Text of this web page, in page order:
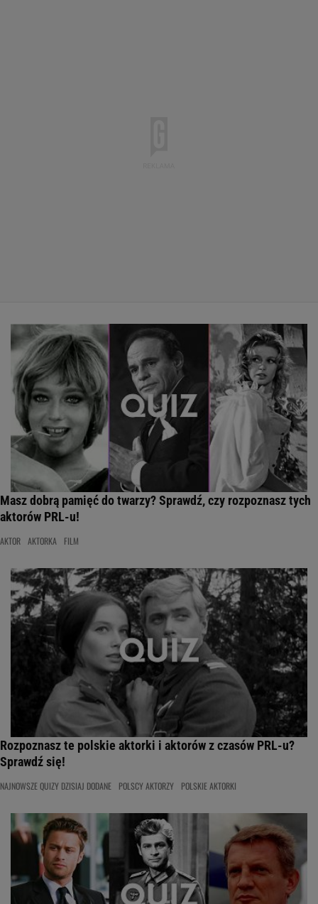
Masz dobrą pamięć do twarzy? Sprawdź, czy rozpoznasz tych
aktorów PRL-u!
AKTOR AKTORKA FILM
Rozpoznasz te polskie aktorki i aktorów z czasów PRL-u?
Sprawdź się!
NAJNOWSZE QUIZY DZISIAJ DODANE POLSCY AKTORZY POLSKIE AKTORKI